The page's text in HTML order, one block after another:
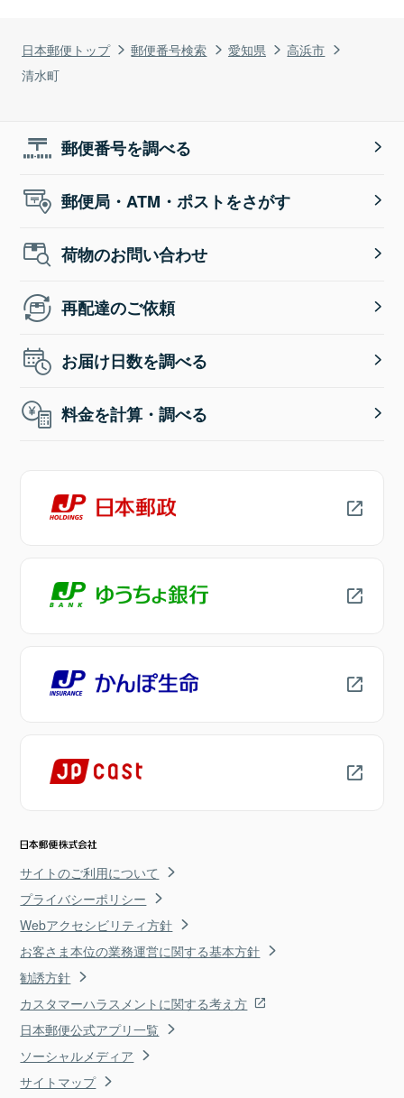
日本郵便トップ 郵便番号検索 愛知県
高浜市
清水町
郵便番号を調べる
郵便局・ATM・ポストをさがす
荷物のお問い合わせ
再配達のご依頼
お届け日数を調べる
料金を計算・調べる
サイトのご利用について
プライバシーポリシー
Webアクセシビリティ方針
お客さま本位の業務運営に関する基本方針
勧誘方針
カスタマーハラスメントに関する考え方
日本郵便公式アプリ一覧
ソーシャルメディア
サイトマップ